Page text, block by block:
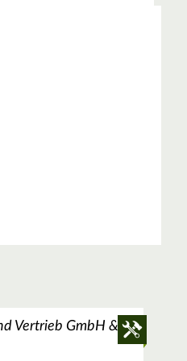
Vertrieb GmbH &